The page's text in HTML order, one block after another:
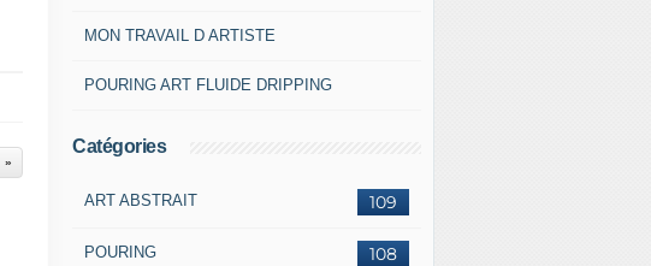
MON TRAVAIL D ARTISTE
POURING ART FLUIDE DRIPPING
Catégories
109
ART ABSTRAIT
108
POURING